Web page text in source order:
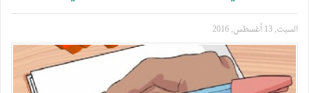
السبت, 13 أغسطس, 2016